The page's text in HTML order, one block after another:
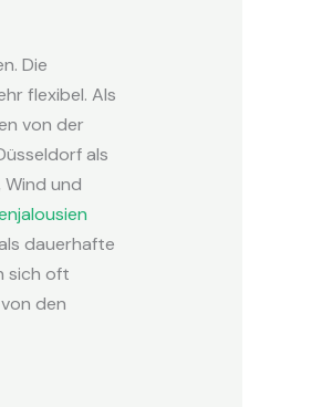
Die
flexibel. Als
von der
als
und
dauerhafte
sich oft
den